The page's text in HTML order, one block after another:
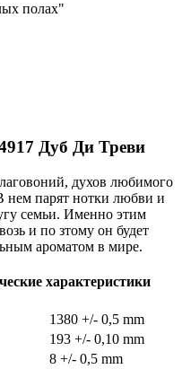
полах"
Дуб Ди Треви
духов любимого
нем парят нотки любви и
семьи. Именно этим
и по зтому он будет
ароматом в мире.
характеристики
1380 +/- 0,5 mm
193 +/- 0,10 mm
8 +/- 0,5 mm